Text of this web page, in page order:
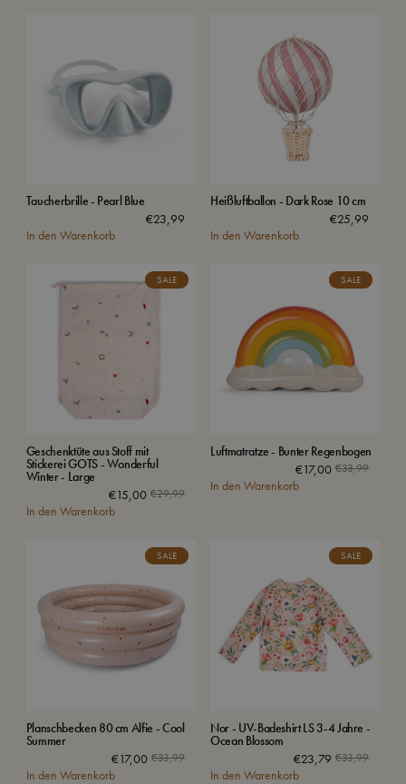
Taucherbrille - Pearl Blue
€23,99
In den Warenkorb
Heißluftballon - Dark Rose 10 cm
€25,99
In den Warenkorb
SALE
Geschenktüte aus Stoff mit
Stickerei GOTS - Wonderful
Winter - Large
€29,99
€15,00
In den Warenkorb
SALE
Luftmatratze - Bunter Regenbogen
€33,99
€17,00
In den Warenkorb
SALE
Planschbecken 80 cm Alfie - Cool
Summer
€33,99
€17,00
In den Warenkorb
SALE
Nor - UV-Badeshirt LS 3-4 Jahre -
Ocean Blossom
€33,99
€23,79
In den Warenkorb